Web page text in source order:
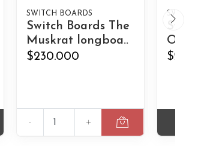
SWITCH BOARDS
Switch Boards The
Muskrat longboa..
$230.000
- +
SWITCH
Otter